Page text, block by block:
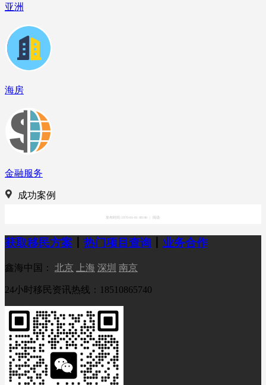
亚洲
海房
金融服务
成功案例
发布时间:1970-01-01 08:00 阅读:
获取移民方案 热门项目查询 业务合作
鑫海中国： 北京 上海 深圳 南京
24小时移民资讯热线：18510865740